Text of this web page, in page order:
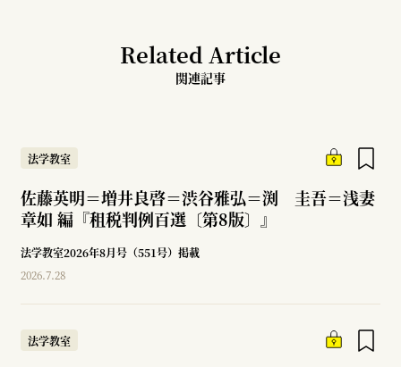
Related Article
関連記事
法学教室
佐藤英明＝増井良啓＝渋谷雅弘＝渕 圭吾＝浅妻
章如 編『租税判例百選〔第8版〕』
法学教室2026年8月号（551号）掲載
2026.7.28
法学教室